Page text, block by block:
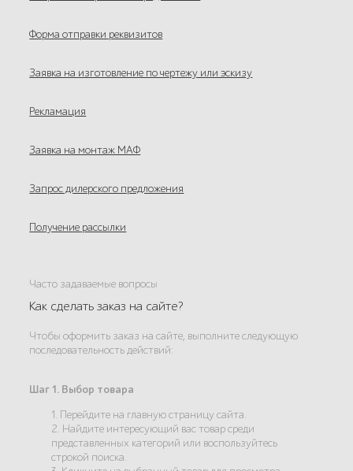
Форма отправки реквизитов
Заявка на изготовление по чертежу или эскизу
Рекламация
Заявка на монтаж МАФ
Запрос дилерского предложения
Получение рассылки
Часто задаваемые вопросы
Как сделать заказ на сайте?
Чтобы оформить заказ на сайте, выполните следующую
последовательность действий:
Шаг 1. Выбор товара
1. Перейдите на главную страницу сайта.
2. Найдите интересующий вас товар среди
представленных категорий или воспользуйтесь
строкой поиска.